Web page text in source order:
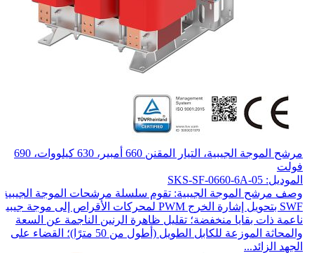
مرشح الموجة الجيبية، التيار المقنن 660 أمبير، 630 كيلووات، 690
فولت
الموديل: SKS-SF-0660-6A-05
وصف مرشح الموجة الجيبية: تقوم سلسلة مرشحات الموجة الجيبية
SWF بتحويل إشارة الخرج PWM لمحركات الأقراص إلى موجة جيبية
ناعمة ذات بقايا منخفضة؛ تقليل ظاهرة الرنين الناجمة عن السعة
والمحاثة الموزعة للكابل الطويل (أطول من 50 مترًا)؛ القضاء على
الجهد الزائد...